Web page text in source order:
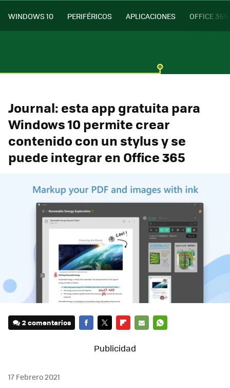
WINDOWS 10 PERIFÉRICOS APLICACIONES OFFICE 365
Journal: esta app gratuita para
Windows 10 permite crear
contenido con un stylus y se
puede integrar en Office 365
2 comentarios
MAIL
17 Febrero 2021